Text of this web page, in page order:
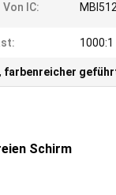
IC:
1000:1
, farbenreicher
Schirm